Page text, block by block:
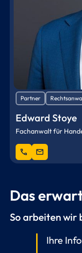
Partner
Edward Stoye
Fachanwalt für
phone mail
Das
So arbeiten wir
Ihre